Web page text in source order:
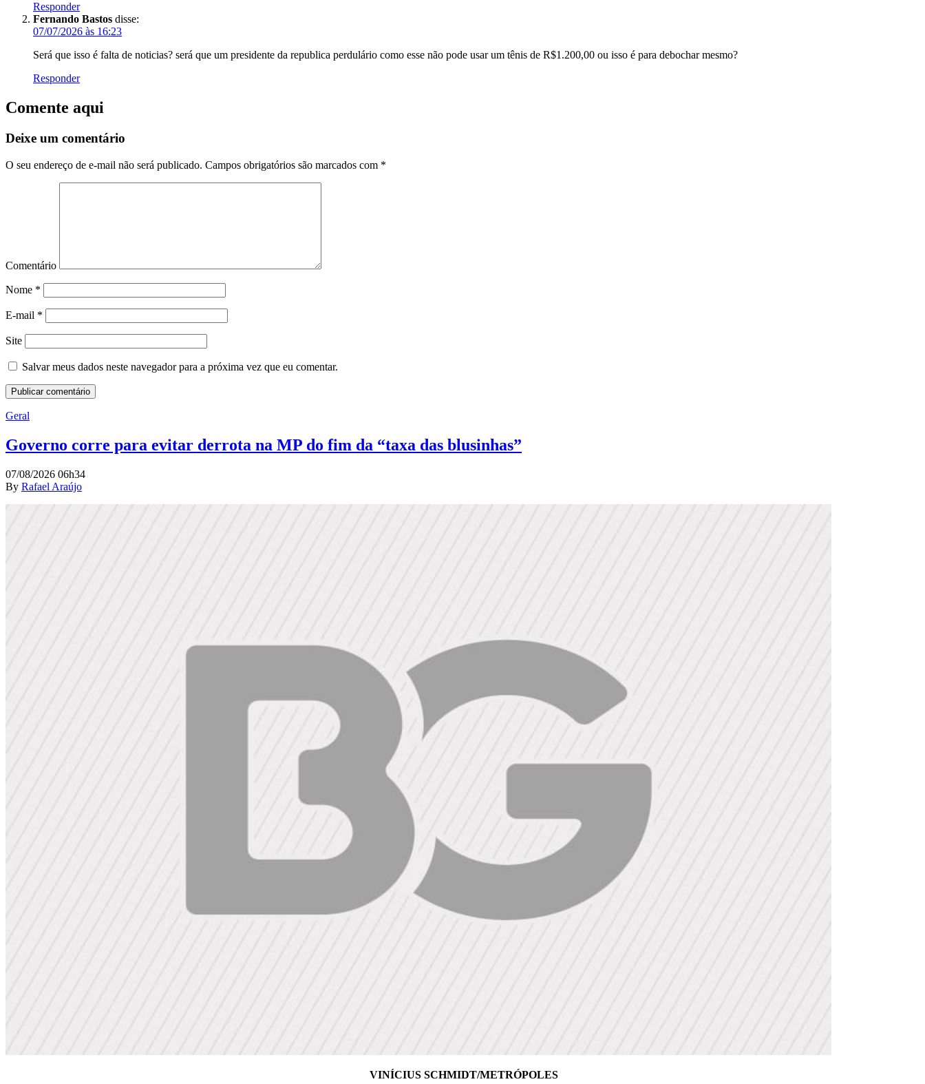
Responder
Fernando Bastos disse:
07/07/2026 às 16:23
Será que isso é falta de noticias? será que um presidente da republica perdulário como esse não pode usar um tênis de R$1.200,00 ou isso é para debochar mesmo?
Responder
Comente aqui
Deixe um comentário
O seu endereço de e-mail não será publicado. Campos obrigatórios são marcados com *
Comentário
Nome *
E-mail *
Site
Salvar meus dados neste navegador para a próxima vez que eu comentar.
Geral
Governo corre para evitar derrota na MP do fim da “taxa das blusinhas”
07/08/2026 06h34
By Rafael Araújo
VINÍCIUS SCHMIDT/METRÓPOLES